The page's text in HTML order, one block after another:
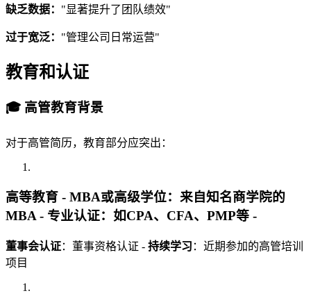
缺乏数据： "显著提升了团队绩效"
过于宽泛： "管理公司日常运营"
教育和认证
🎓 高管教育背景
对于高管简历，教育部分应突出：
高等教育 - MBA或高级学位：来自知名商学院的
MBA - 专业认证：如CPA、CFA、PMP等 -
董事会认证：董事资格认证 - 持续学习 ：近期参加的高管培训
项目